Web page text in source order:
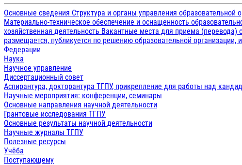
Основные сведения Структура и органы управления образовательной
Материально-техническое обеспечение и оснащенность
хозяйственная деятельность Вакантные места для приема (перевода)
размещается, публикуется по решению образовательной
Федерации
Наука
Научное управление
Диссертационный совет
Аспирантура, докторантура ТГПУ, прикрепление для работы над
Научные мероприятия: конференции, семинары
Основные направления научной деятельности
Грантовые исследования ТГПУ
Основные результаты научной деятельности
Научные журналы ТГПУ
Полезные ресурсы
Учёба
Поступающему